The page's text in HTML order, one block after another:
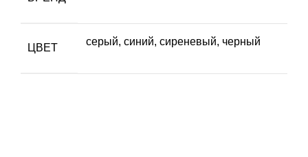
ЦВЕТ
серый, синий, сиреневый, черный